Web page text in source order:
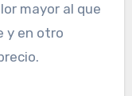
mayor al que
y en otro